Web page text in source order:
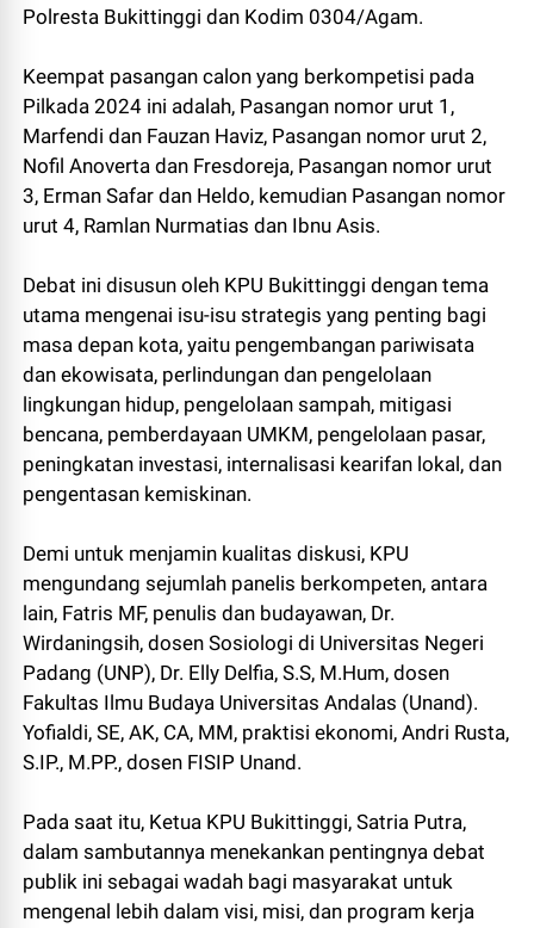
Polresta Bukittinggi dan Kodim 0304/Agam.
Keempat pasangan calon yang berkompetisi pada
Pilkada 2024 ini adalah, Pasangan nomor urut 1,
Marfendi dan Fauzan Haviz, Pasangan nomor urut 2,
Nofil Anoverta dan Fresdoreja, Pasangan nomor urut
3, Erman Safar dan Heldo, kemudian Pasangan nomor
urut 4, Ramlan Nurmatias dan Ibnu Asis.
Debat ini disusun oleh KPU Bukittinggi dengan tema
utama mengenai isu-isu strategis yang penting bagi
masa depan kota, yaitu pengembangan pariwisata
dan ekowisata, perlindungan dan pengelolaan
lingkungan hidup, pengelolaan sampah, mitigasi
bencana, pemberdayaan UMKM, pengelolaan pasar,
peningkatan investasi, internalisasi kearifan lokal, dan
pengentasan kemiskinan.
Demi untuk menjamin kualitas diskusi, KPU
mengundang sejumlah panelis berkompeten, antara
lain, Fatris MF, penulis dan budayawan, Dr.
Wirdaningsih, dosen Sosiologi di Universitas Negeri
Padang (UNP), Dr. Elly Delfia, S.S, M.Hum, dosen
Fakultas Ilmu Budaya Universitas Andalas (Unand).
Yofialdi, SE, AK, CA, MM, praktisi ekonomi, Andri Rusta,
S.IP., M.PP., dosen FISIP Unand.
Pada saat itu, Ketua KPU Bukittinggi, Satria Putra,
dalam sambutannya menekankan pentingnya debat
publik ini sebagai wadah bagi masyarakat untuk
mengenal lebih dalam visi, misi, dan program kerja